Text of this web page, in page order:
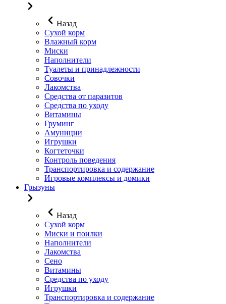
Назад
Сухой корм
Влажный корм
Миски
Наполнители
Туалеты и принадлежности
Совочки
Лакомства
Средства от паразитов
Средства по уходу
Витамины
Груминг
Амуниции
Игрушки
Когтеточки
Контроль поведения
Транспортировка и содержание
Игровые комплексы и домики
Грызуны
Назад
Сухой корм
Миски и поилки
Наполнители
Лакомства
Сено
Витамины
Средства по уходу
Игрушки
Транспортировка и содержание